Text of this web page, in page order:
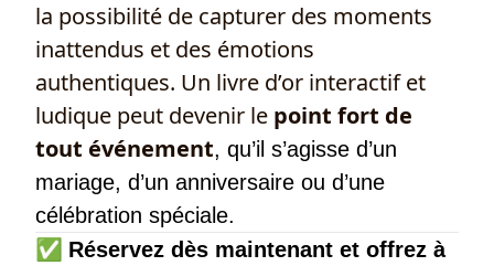
la possibilité de capturer des moments
inattendus et des émotions
authentiques. Un livre d’or interactif et
ludique peut devenir le point fort de
tout événement, qu’il s’agisse d’un
mariage, d’un anniversaire ou d’une
célébration spéciale.
✅ Réservez dès maintenant et offrez à